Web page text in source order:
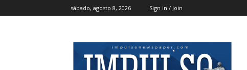
sábado, agosto 8, 2026 Sign in / Join